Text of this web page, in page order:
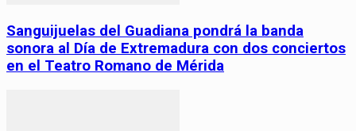
Sanguijuelas del Guadiana pondrá la banda
sonora al Día de Extremadura con dos conciertos
en el Teatro Romano de Mérida